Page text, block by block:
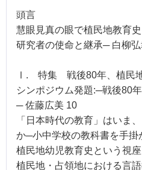
頭言
慧眼見真の眼で植民地教育
研究者の使命と継承─ 白柳
Ⅰ. 特集 戦後80年、植民
シンポジウム発題:─戦後80
─ 佐藤広美 10
「日本時代の教育」はいま
か─小中学校の教科書を手掛
植民地幼児教育史という視
植民地・占領地における言